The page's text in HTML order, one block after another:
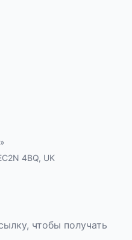
4BQ, UK
чтобы получать